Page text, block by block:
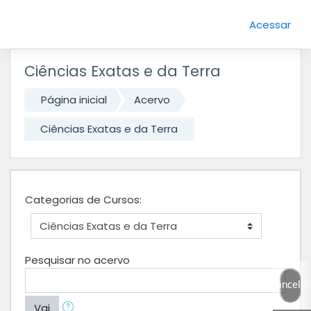
Acessar
Ciências Exatas e da Terra
Página inicial
Acervo
Ciências Exatas e da Terra
Categorias de Cursos:
Pesquisar no acervo
Cancelar